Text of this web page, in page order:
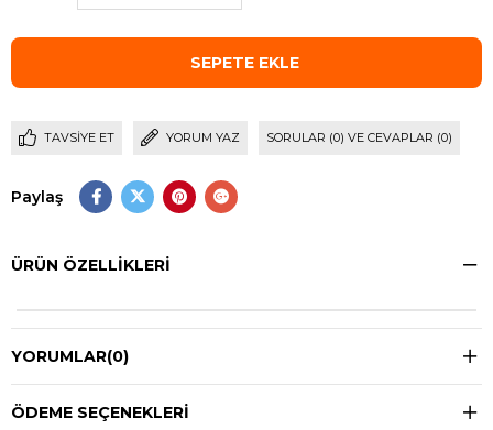
TAVSIYE ET YORUM YAZ SORULAR (0) VE CEVAPLAR (0)
Paylaş
ÜRÜN ÖZELLIKLERI
YORUMLAR(0)
ÖDEME SEÇENEKLERI